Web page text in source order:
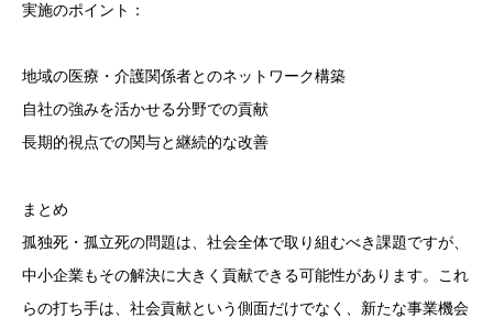
実施のポイント：
地域の医療・介護関係者とのネットワーク構築
自社の強みを活かせる分野での貢献
長期的視点での関与と継続的な改善
まとめ
孤独死・孤立死の問題は、社会全体で取り組むべき課題ですが、
中小企業もその解決に大きく貢献できる可能性があります。これ
らの打ち手は、社会貢献という側面だけでなく、新たな事業機会